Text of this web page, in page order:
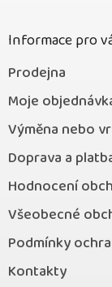
Informace pro
Prodejna
Moje
Výměna nebo
Doprava a
Hodnocení
Všeobecné
Podmínky
Kontakty